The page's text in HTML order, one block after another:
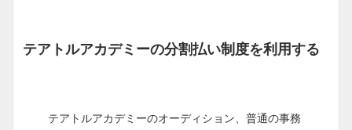
テアトルアカデミーの分割払い制度を利用する
テアトルアカデミーのオーディション、普通の事務